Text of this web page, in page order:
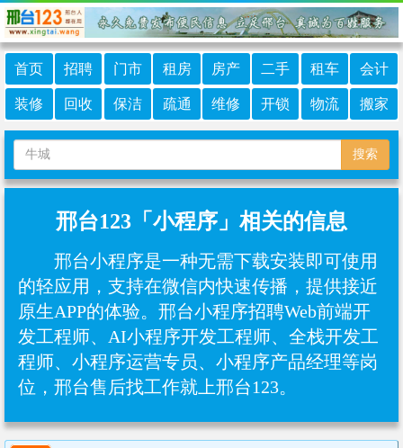
首页 招聘 门市 租房 房产 二手 租车 会计
装修 回收 保洁 疏通 维修 开锁 物流 搬家
搜索
邢台123「小程序」相关的信息
邢台小程序是一种无需下载安装即可使用
的轻应用，支持在微信内快速传播，提供接近
原生APP的体验。邢台小程序招聘Web前端开
发工程师、AI小程序开发工程师、‌全栈开发工
程师、小程序运营专员、小程序产品经理等岗
位，邢台售后找工作就上邢台123。